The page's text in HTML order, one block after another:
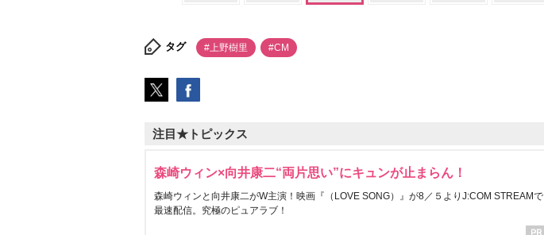
タグ #上野樹里 #CM
注目★トピックス
森崎ウィン×向井康二“両片思い”にキュンが止まらん！
森崎ウィンと向井康二がW主演！映画『（LOVE SONG）』が8／５よりJ:COM STREAMで
最速配信。究極のピュアラブ！